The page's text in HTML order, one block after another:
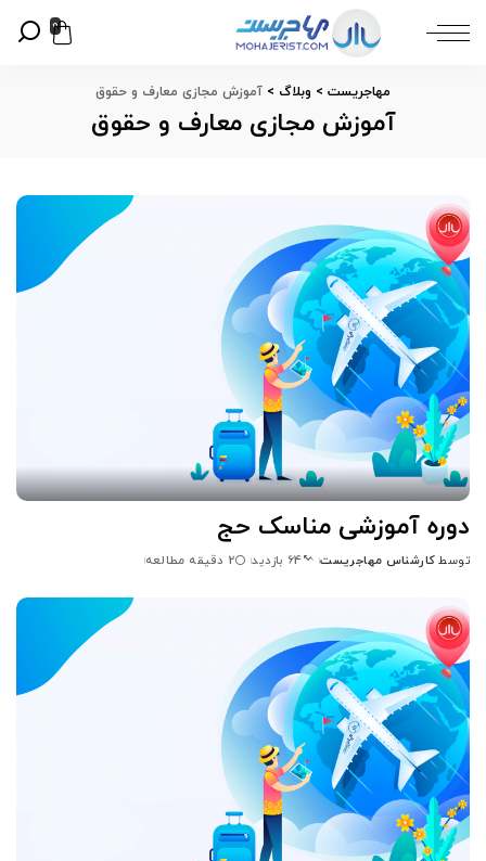
0
مهاجریست > وبلاگ > آموزش مجازی معارف و حقوق
آموزش مجازی معارف و حقوق
دوره آموزشی مناسک حج
ارسال
توسط
توسط کارشناس مهاجریست 64 بازدید 2 دقیقه مطالعه